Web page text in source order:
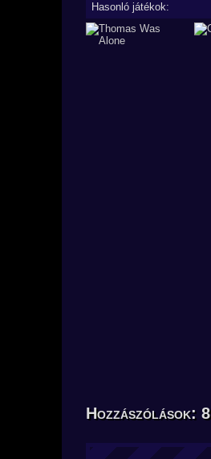
Hasonló játékok:
Hozzászólások: 8